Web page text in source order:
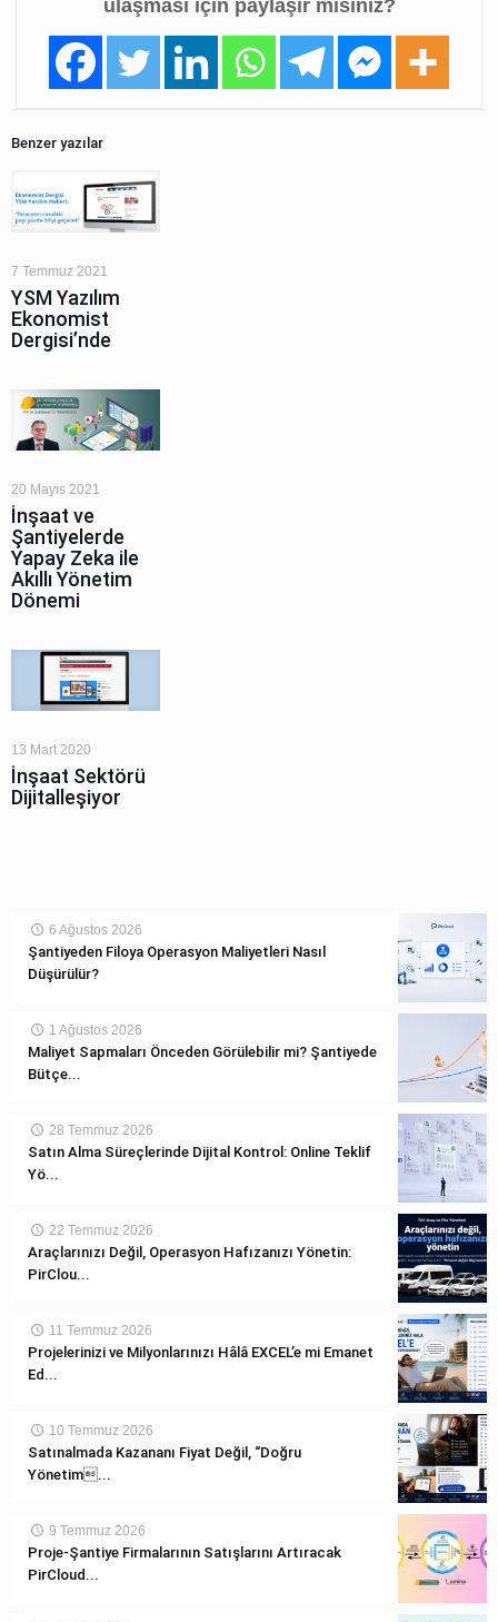
ulaşması için paylaşır mısınız?
Benzer yazılar
7 Temmuz 2021
YSM Yazılım
Ekonomist
Dergisi’nde
20 Mayıs 2021
İnşaat ve
Şantiyelerde
Yapay Zeka ile
Akıllı Yönetim
Dönemi
13 Mart 2020
İnşaat Sektörü
Dijitalleşiyor
6 Ağustos 2026
Şantiyeden Filoya Operasyon Maliyetleri Nasıl
Düşürülür?
1 Ağustos 2026
Maliyet Sapmaları Önceden Görülebilir mi? Şantiyede
Bütçe...
28 Temmuz 2026
Satın Alma Süreçlerinde Dijital Kontrol: Online Teklif
Yö...
22 Temmuz 2026
Araçlarınızı Değil, Operasyon Hafızanızı Yönetin:
PirClou...
11 Temmuz 2026
Projelerinizi ve Milyonlarınızı Hâlâ EXCEL’e mi Emanet
Ed...
10 Temmuz 2026
Satınalmada Kazananı Fiyat Değil, “Doğru
Yönetim...
9 Temmuz 2026
Proje-Şantiye Firmalarının Satışlarını Artıracak
PirCloud...